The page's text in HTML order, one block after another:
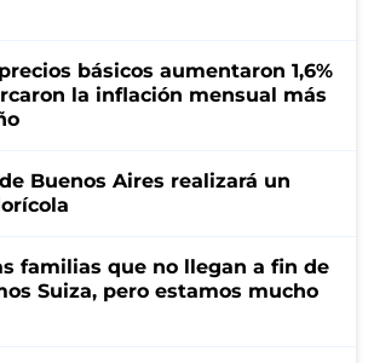
básicos aumentaron 1,6%
la inflación mensual más
Buenos Aires realizará un
familias que no llegan a fin de
Suiza, pero estamos mucho